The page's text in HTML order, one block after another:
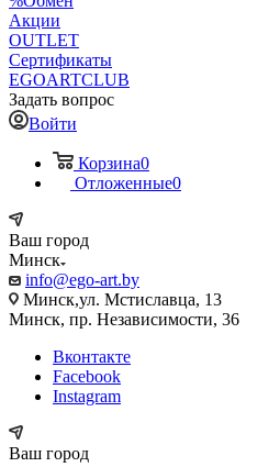
Акции
OUTLET
Сертификаты
EGOARTCLUB
Задать вопрос
Войти
Корзина0
Отложенные0
Ваш город
Минск
info@ego-art.by
Минск,ул. Мстиславца, 13
Минск, пр. Независимости, 36
Вконтакте
Facebook
Instagram
Ваш город